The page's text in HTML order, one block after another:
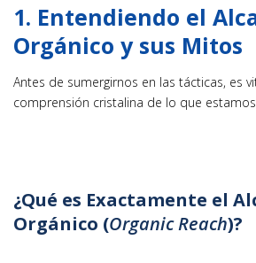
1. Entendiendo el
Orgánico y sus Mitos
Antes de sumergirnos en las tácticas, es
comprensión cristalina de lo que
¿Qué es Exactamente el
Orgánico (Organic Reach)?